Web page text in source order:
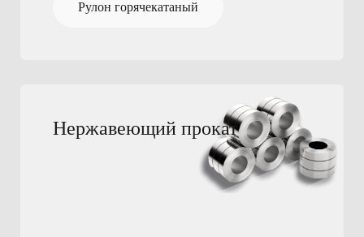
Рулон горячекатаный
Нержавеющий прокат